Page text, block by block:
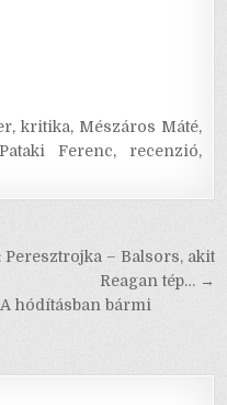
,kritika, Mészáros Máté,
Pataki Ferenc, recenzió,
– Balsors, akit
Reagan tép… →
hódításban bármi